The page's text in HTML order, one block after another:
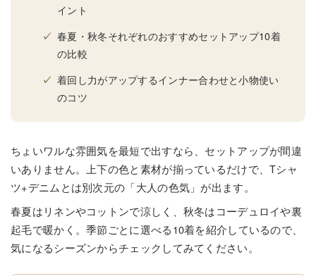
イント
春夏・秋冬それぞれのおすすめセットアップ10着
の比較
着回し力がアップするインナー合わせと小物使い
のコツ
ちょいワルな雰囲気を最短で出すなら、セットアップが間違
いありません。上下の色と素材が揃っているだけで、Tシャ
ツ+デニムとは別次元の「大人の色気」が出ます。
春夏はリネンやコットンで涼しく、秋冬はコーデュロイや裏
起毛で暖かく。季節ごとに選べる10着を紹介しているので、
気になるシーズンからチェックしてみてください。